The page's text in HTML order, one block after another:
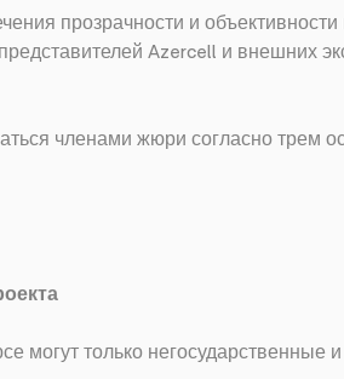
прозрачности и
Azercell и внешних
членами жюри согласно трем
могут только негосударственные